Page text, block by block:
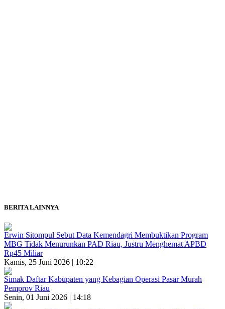
BERITA LAINNYA
Erwin Sitompul Sebut Data Kemendagri Membuktikan Program
MBG Tidak Menurunkan PAD Riau, Justru Menghemat APBD
Rp45 Miliar
Kamis, 25 Juni 2026 | 10:22
Simak Daftar Kabupaten yang Kebagian Operasi Pasar Murah
Pemprov Riau
Senin, 01 Juni 2026 | 14:18